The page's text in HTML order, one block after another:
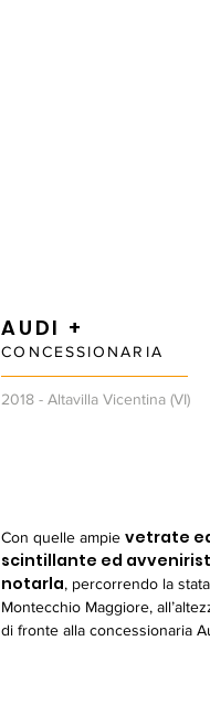
AUDI +
CONCESSIONARIA
2018 - Altavilla Vicentina (VI)
Con quelle ampievetrate
scintillante ed
notarla, percorrendo la
Montecchio Maggiore,
di fronte alla concessionaria